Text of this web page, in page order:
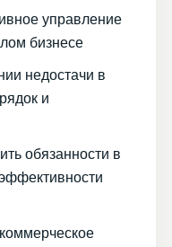
управление
бизнесе
недостачи в
и
обязанности в